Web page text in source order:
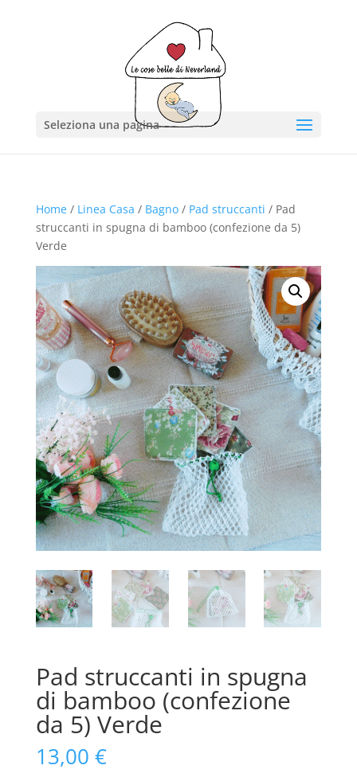
Seleziona una pagina
Home/ Linea Casa / Bagno/ Pad struccanti / Pad
struccanti in spugna di bamboo (confezione da 5)
Verde
Pad struccanti in spugna
di bamboo (confezione
da 5) Verde
13,00 €